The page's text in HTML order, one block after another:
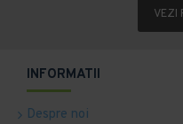
VEZI
INFORMATII
Despre noi